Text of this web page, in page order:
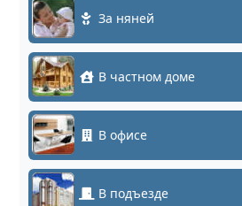
За няней
В частном доме
В офисе
В подъезде